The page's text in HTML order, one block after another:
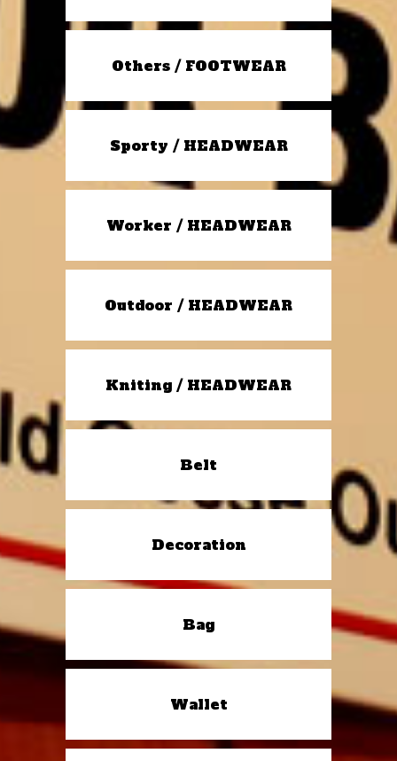
Others / FOOTWEAR
Sporty / HEADWEAR
Worker / HEADWEAR
Outdoor / HEADWEAR
Kniting / HEADWEAR
Belt
Decoration
Bag
Wallet